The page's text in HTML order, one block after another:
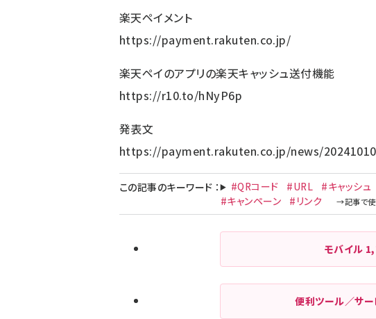
楽天ペイメント
https://payment.rakuten.co.jp/
楽天ペイのアプリの楽天キャッシュ送付機能
https://r10.to/hNyP6p
発表文
https://payment.rakuten.co.jp/news/
この記事のキーワード ： #QRコード #URL #キャッシュ
#キャンペーン
#リンク
モバイル
便利ツール／サ